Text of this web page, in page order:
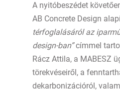
A nyitóbeszédet
AB Concrete Design
térfoglalásáról az
design-ban”címmel
Rácz Attila, a MABESZ
törekvéseiről, a
dekarbonizációról,